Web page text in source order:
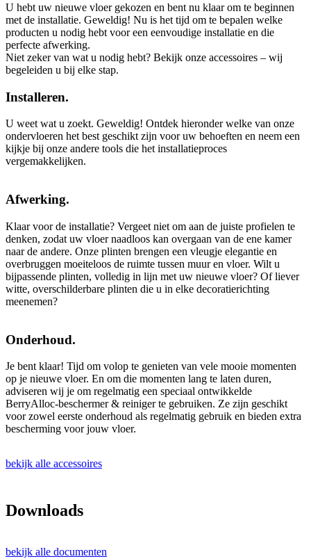
U hebt uw nieuwe vloer gekozen en bent nu klaar om te beginnen
met de installatie. Geweldig! Nu is het tijd om te bepalen welke
producten u nodig hebt voor een eenvoudige installatie en die
perfecte afwerking.
Niet zeker van wat u nodig hebt? Bekijk onze accessoires – wij
begeleiden u bij elke stap.
Installeren.
U weet wat u zoekt. Geweldig! Ontdek hieronder welke van onze
ondervloeren het best geschikt zijn voor uw behoeften en neem een
kijkje bij onze andere tools die het installatieproces
vergemakkelijken.
Afwerking.
Klaar voor de installatie? Vergeet niet om aan de juiste profielen te
denken, zodat uw vloer naadloos kan overgaan van de ene kamer
naar de andere. Onze plinten brengen een vleugje elegantie en
overbruggen moeiteloos de ruimte tussen muur en vloer. Wilt u
bijpassende plinten, volledig in lijn met uw nieuwe vloer? Of liever
witte, overschilderbare plinten die u in elke decoratierichting
meenemen?
Onderhoud.
Je bent klaar! Tijd om volop te genieten van vele mooie momenten
op je nieuwe vloer. En om die momenten lang te laten duren,
adviseren wij je om regelmatig een speciaal ontwikkelde
BerryAlloc-beschermer & reiniger te gebruiken. Ze zijn geschikt
voor zowel eerste onderhoud als regelmatig gebruik en bieden extra
bescherming voor jouw vloer.
bekijk alle accessoires
Downloads
bekijk alle documenten